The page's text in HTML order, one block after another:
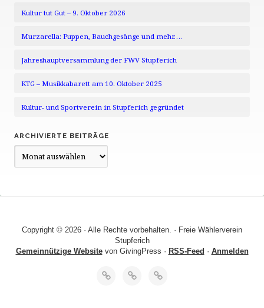
Kultur tut Gut – 9. Oktober 2026
Murzarella: Puppen, Bauchgesänge und mehr….
Jahreshauptversammlung der FWV Stupferich
KTG – Musikkabarett am 10. Oktober 2025
Kultur- und Sportverein in Stupferich gegründet
ARCHIVIERTE BEITRÄGE
Copyright © 2026 · Alle Rechte vorbehalten. · Freie Wählerverein
Stupferich
Gemeinnützige Websitevon GivingPress · RSS-Feed · Anmelden